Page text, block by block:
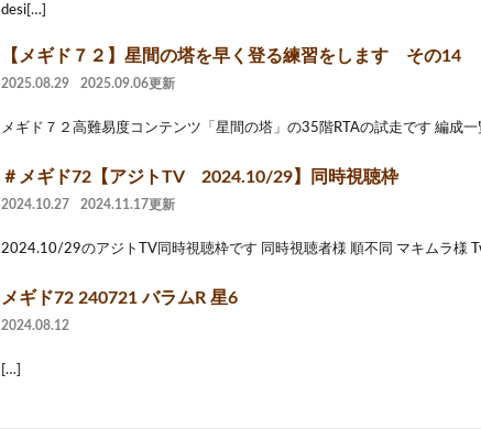
desi[…]
【メギド７２】星間の塔を早く登る練習をします その14
2025.08.29 2025.09.06更新
メギド７２高難易度コンテンツ「星間の塔」の35階RTAの試走です 編成
＃メギド72【アジトTV 2024.10/29】同時視聴枠
2024.10.27 2024.11.17更新
2024.10/29のアジトTV同時視聴枠です 同時視聴者様 順不同 マキムラ様
メギド72 240721 バラムR 星6
2024.08.12
[…]